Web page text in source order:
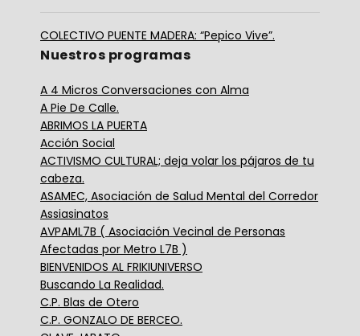
COLECTIVO PUENTE MADERA: “Pepico Vive”.
Nuestros programas
A 4 Micros Conversaciones con Alma
A Pie De Calle.
ABRIMOS LA PUERTA
Acción Social
ACTIVISMO CULTURAL; deja volar los pájaros de tu
cabeza.
ASAMEC, Asociación de Salud Mental del Corredor
Assiasinatos
AVPAML7B ( Asociación Vecinal de Personas
Afectadas por Metro L7B )
BIENVENIDOS AL FRIKIUNIVERSO
Buscando La Realidad.
C.P. Blas de Otero
C.P. GONZALO DE BERCEO.